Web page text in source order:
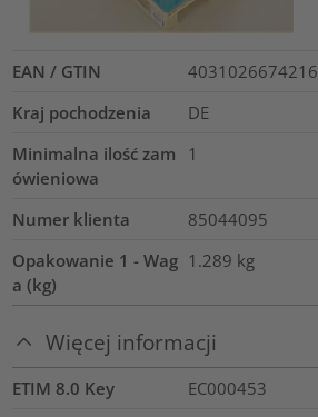
EAN / GTIN
4031026674216
Kraj pochodzenia
DE
Minimalna ilość zam
ówieniowa
1
Numer klienta
85044095
Opakowanie 1 - Wag
a (kg)
1.289 kg
Więcej informacji
ETIM 8.0 Key
EC000453